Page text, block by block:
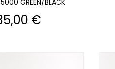
GREEN/BLACK
€